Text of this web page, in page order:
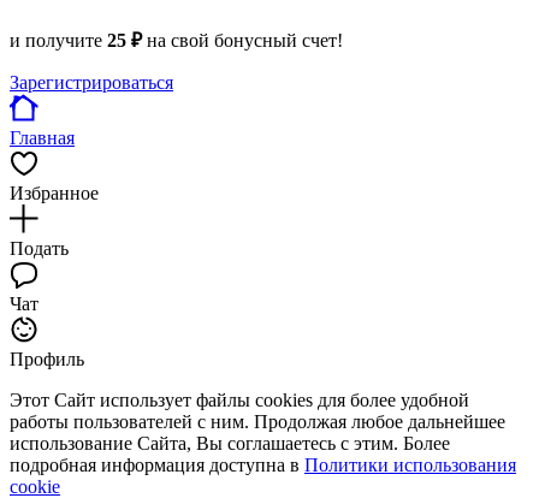
и получите 25 ₽на свой бонусный счет!
Зарегистрироваться
Главная
Избранное
Подать
Чат
Профиль
Этот Сайт использует файлы cookies для более удобной
работы пользователей с ним. Продолжая любое дальнейшее
использование Сайта, Вы соглашаетесь с этим. Более
подробная информация доступна в Политики использования
cookie